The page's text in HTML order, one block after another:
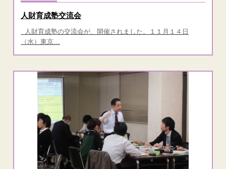
人財育成塾交流会
人財育成塾の交流会が、開催されました。１１月１４日
（水）東京…